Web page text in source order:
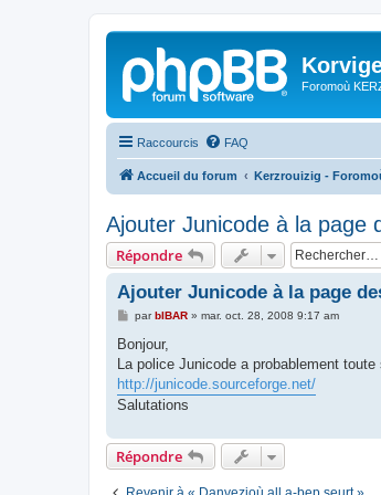
Foromoù
Raccourcis FAQ
Accueil du forum Kerzrouizig -
Ajouter Junicode à la page
Répondre
Ajouter Junicode à la page
M
s
a
g
e
parbIBAR» mar. oct. 28, 2008 9:17 am
Bonjour,
La police Junicode a probablement
http://junicode.sourceforge.net/
Salutations
Répondre